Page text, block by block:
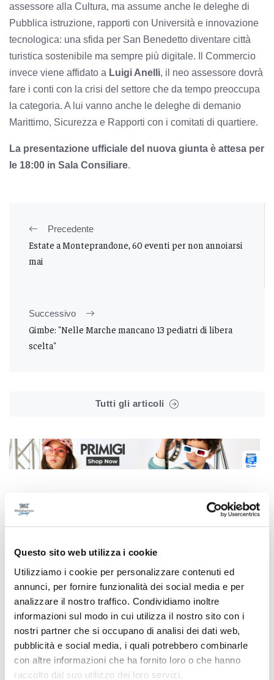
Questo sito web utilizza i cookie
Utilizziamo i cookie per personalizzare contenuti ed
annunci, per fornire funzionalità dei social media e per
analizzare il nostro traffico. Condividiamo inoltre
informazioni sul modo in cui utilizza il nostro sito con i
nostri partner che si occupano di analisi dei dati web,
pubblicità e social media, i quali potrebbero combinarle
con altre informazioni che ha fornito loro o che hanno
raccolto dal suo utilizzo dei loro servizi.
assessore alla Cultura, ma assume anche le deleghe di
Pubblica istruzione, rapporti con Università e innovazione
tecnologica: una sfida per San Benedetto diventare città
turistica sostenibile ma sempre più digitale. Il Commercio
invece viene affidato a Luigi Anelli, il neo assessore dovrà
fare i conti con la crisi del settore che da tempo preoccupa
la categoria. A lui vanno anche le deleghe di demanio
Marittimo, Sicurezza e Rapporti con i comitati di quartiere.
La presentazione ufficiale del nuova giunta è attesa per
le 18:00 in Sala Consiliare.
Precedente
Estate a Monteprandone, 60 eventi per non annoiarsi
mai
Successivo
Gimbe: "Nelle Marche mancano 13 pediatri di libera
scelta"
Tutti gli articoli
Correlati